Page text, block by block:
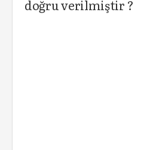
doğru verilmiştir ?